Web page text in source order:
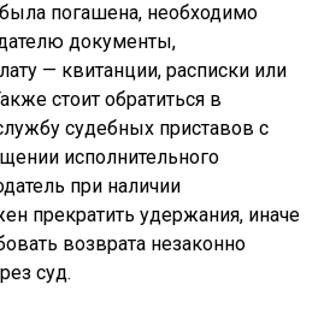
погашена, необходимо
документы,
— квитанции, расписки или
стоит обратиться в
судебных приставов с
исполнительного
при наличии
прекратить удержания, иначе
возврата незаконно
суд.